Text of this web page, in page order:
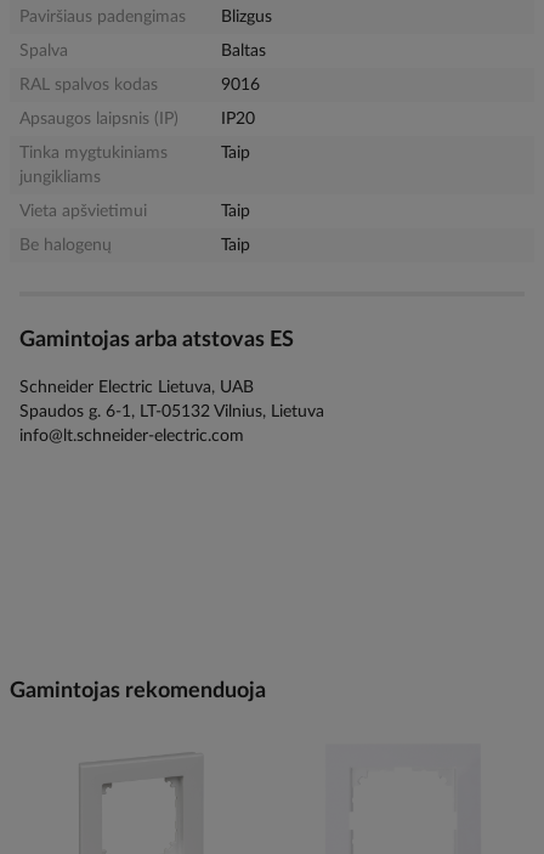
Paviršiaus padengimas
Blizgus
Spalva
Baltas
RAL spalvos kodas
9016
Apsaugos laipsnis (IP)
IP20
Tinka mygtukiniams
jungikliams
Taip
Vieta apšvietimui
Taip
Be halogenų
Taip
Gamintojas arba atstovas ES
Schneider Electric Lietuva, UAB
Spaudos g. 6-1, LT-05132 Vilnius, Lietuva
info@lt.schneider-electric.com
Gamintojas rekomenduoja